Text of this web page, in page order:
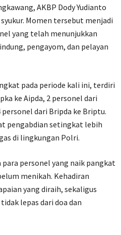
AKBP Dody Yudianto
Momen tersebut menjadi
yang telah menunjukkan
pengayom, dan pelayan
pada periode kali ini, terdiri
ke Aipda, 2 personel dari
dari Bripda ke Briptu.
pengabdian setingkat lebih
di lingkungan Polri.
para personel yang naik pangkat
menikah. Kehadiran
yang diraih, sekaligus
lepas dari doa dan